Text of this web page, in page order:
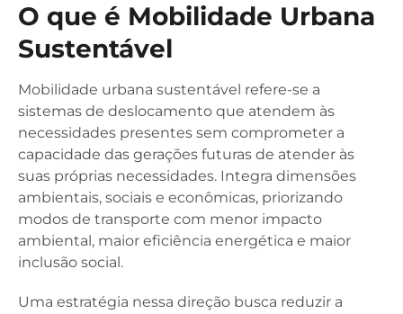
O que é Mobilidade Urbana
Sustentável
Mobilidade urbana sustentável refere-se a
sistemas de deslocamento que atendem às
necessidades presentes sem comprometer a
capacidade das gerações futuras de atender às
suas próprias necessidades. Integra dimensões
ambientais, sociais e econômicas, priorizando
modos de transporte com menor impacto
ambiental, maior eficiência energética e maior
inclusão social.
Uma estratégia nessa direção busca reduzir a